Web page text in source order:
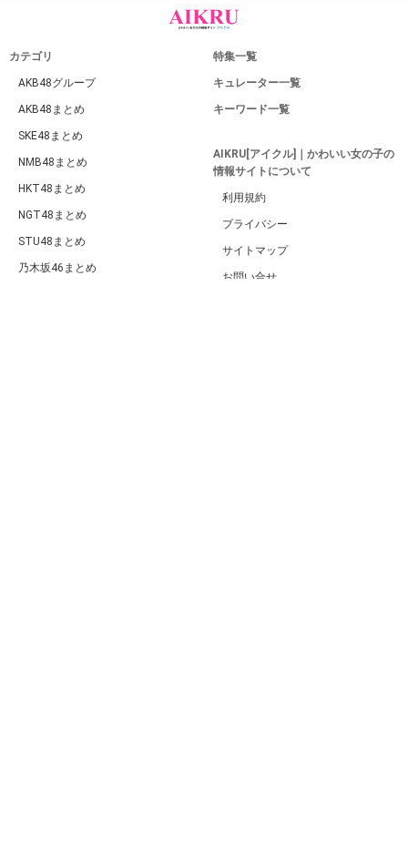
カテゴリ
AKB48グループ
AKB48まとめ
SKE48まとめ
NMB48まとめ
HKT48まとめ
NGT48まとめ
STU48まとめ
乃木坂46まとめ
特集一覧
キュレーター一覧
キーワード一覧
AIKRU[アイクル]｜かわいい女の子の
情報サイトについて
利用規約
プライバシー
サイトマップ
お問い合せ